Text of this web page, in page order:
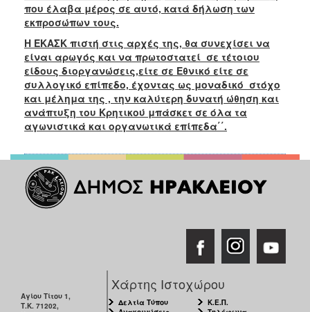
που έλαβα μέρος σε αυτό, κατά δήλωση των
εκπροσώπων τους.
Η ΕΚΑΣΚ πιστή στις αρχές της, θα συνεχίσει να
είναι αρωγός και να πρωτοστατεί σε τέτοιου
είδους διοργανώσεις,είτε σε Εθνικό είτε σε
συλλογικό επίπεδο, έχοντας ως μοναδικό στόχο
και μέλημα της , την καλύτερη δυνατή ώθηση και
ανάπτυξη του Κρητικού μπάσκετ σε όλα τα
αγωνιστικά και οργανωτικά επίπεδα΄΄.
Αγίου Τίτου 1,
Τ.Κ. 71202,
Χάρτης Ιστοχώρου
Δελτία Τύπου
Κ.Ε.Π.